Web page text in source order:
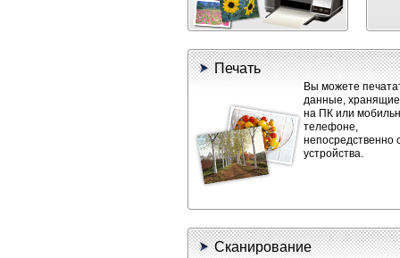
Печать
Вы можете
данные,
на ПК или
телефоне,
непосредственно
устройства.
Сканирование